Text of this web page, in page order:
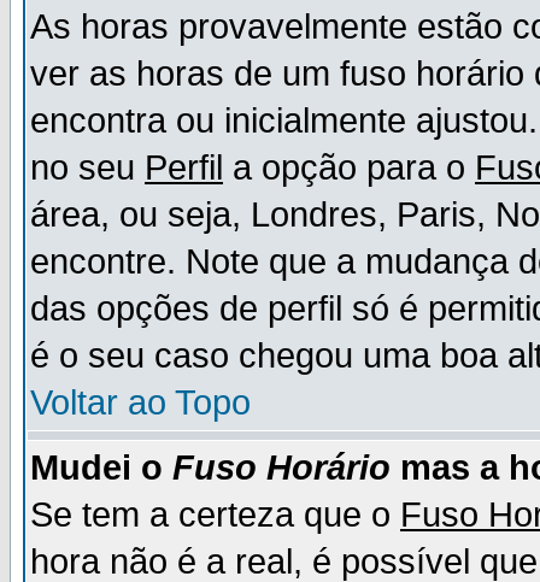
As horas provavelmente estão
ver as horas de um fuso
encontra ou inicialmente
no seu Perfil a opção para o
área, ou seja, Londres, Paris,
encontre. Note que a mudança
das opções de perfil só é
é o seu caso chegou uma boa
Voltar ao Topo
Mudei o Fuso Horário mas a
Se tem a certeza que o Fuso
hora não é a real, é possível